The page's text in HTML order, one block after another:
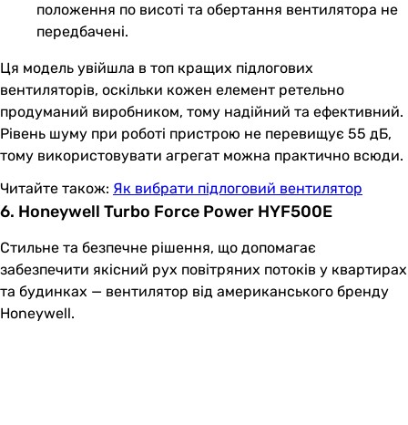
положення по висоті та обертання вентилятора не
передбачені.
Ця модель увійшла в топ кращих підлогових
вентиляторів, оскільки кожен елемент ретельно
продуманий виробником, тому надійний та ефективний.
Рівень шуму при роботі пристрою не перевищує 55 дБ,
тому використовувати агрегат можна практично всюди.
Читайте також: Як вибрати підлоговий вентилятор
6. Honeywell Turbo Force Power HYF500E
Стильне та безпечне рішення, що допомагає
забезпечити якісний рух повітряних потоків у квартирах
та будинках — вентилятор від американського бренду
Honeywell.